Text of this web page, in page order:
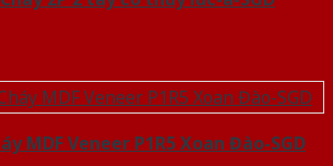
MDF Veneer P1R5 Xoan Đào-SGD